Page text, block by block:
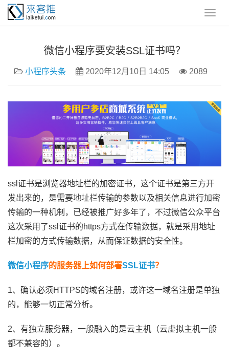
微信小程序要安装SSL证书吗？
小程序头条 2020年12月10日 14:05 2089
ssl证书是浏览器地址栏的加密证书，这个证书是第三方开
发出来的，是需要地址栏传输的参数以及相关信息进行加密
传输的一种机制，已经被推广好多年了，不过微信公众平台
这次采用了ssl证书的https方式在传输数据，就是采用地址
栏加密的方式传输数据，从而保证数据的安全性。
微信小程序的服务器上如何部署SSL证书？
1、确认必须HTTPS的域名注册，或许这一域名注册是单独
的，能够一切正常分析。
2、有独立服务器，一般融入的是云主机（云虚拟主机一般
都不兼容的）。